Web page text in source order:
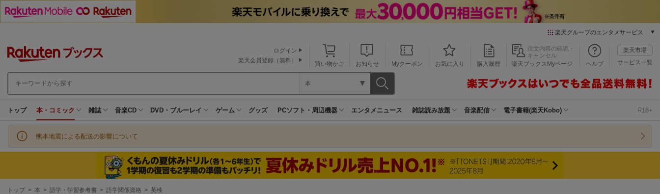
楽天グループのエンタメサービス
本/ゲーム/CD/DVD
楽天ブックス
楽天Kobo
買い物かご お知らせ Myクーポン お気に入り 購入履歴
注文内容の確認・
キャンセル
楽天ブックスMyページ
ヘルプ
楽天市場
サービス一覧
ログイン
楽天会員登録（無料）
本
トップ 本・コミック 雑誌 音楽CD DVD・ブルーレイ ゲーム グッズ PCソフト・周辺機器 エンタメニュース 雑誌読み放題 音楽配信 電子書籍(楽天Kobo) R18+
熊本地震による配送の影響について
現
トップ > 本 > 語学・学習参考書 > 語学関係資格 > 英検